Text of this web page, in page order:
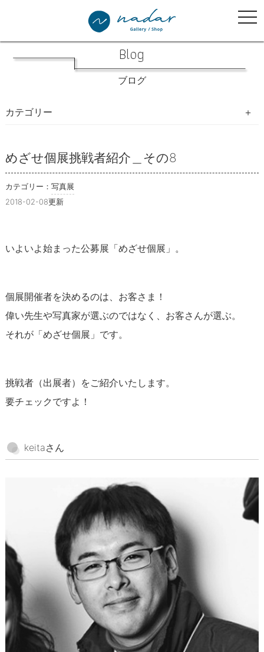
Blog
ブログ
カテゴリー
写真展
教室・イベント・WSのご案内
ナダール書林
ナダールのある街
スタッフコラム
＜オーナー・林和美＞
＜サポートスタッフ・田中いづみ＞
めざせ個展挑戦者紹介＿その8
カテゴリー： 写真展
2018-02-08更新
いよいよ始まった公募展「めざせ個展」。
個展開催者を決めるのは、お客さま！
偉い先生や写真家が選ぶのではなく、お客さんが選ぶ。
それが「めざせ個展」です。
挑戦者（出展者）をご紹介いたします。
要チェックですよ！
keitaさん